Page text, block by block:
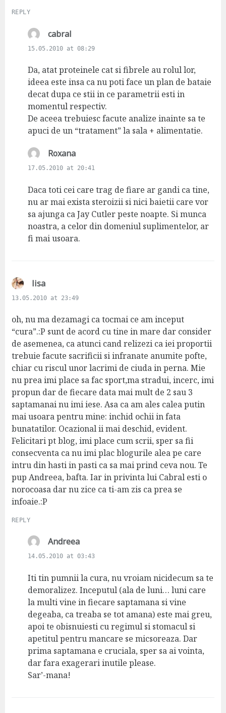
REPLY
cabrals
a
s
:
15.05.2010 at 08:29
Da, atat proteinele cat si fibrele au rolul lor,
ideea este insa ca nu poti face un plan de bataie
decat dupa ce stii in ce parametrii esti in
momentul respectiv.
De aceea trebuiesc facute analize inainte sa te
apuci de un “tratament” la sala + alimentatie.
Roxanas
a
s
:
17.05.2010 at 20:41
Daca toti cei care trag de fiare ar gandi ca tine,
nu ar mai exista steroizii si nici baietii care vor
sa ajunga ca Jay Cutler peste noapte. Si munca
noastra, a celor din domeniul suplimentelor, ar
fi mai usoara.
lisas
a
s
:
13.05.2010 at 23:49
oh, nu ma dezamagi ca tocmai ce am inceput
“cura”.:P sunt de acord cu tine in mare dar consider
de asemenea, ca atunci cand relizezi ca iei proportii
trebuie facute sacrificii si infranate anumite pofte,
chiar cu riscul unor lacrimi de ciuda in perna. Mie
nu prea imi place sa fac sport,ma stradui, incerc, imi
propun dar de fiecare data mai mult de 2 sau 3
saptamanai nu imi iese. Asa ca am ales calea putin
mai usoara pentru mine: inchid ochii in fata
bunatatilor. Ocazional ii mai deschid, evident.
Felicitari pt blog, imi place cum scrii, sper sa fii
consecventa ca nu imi plac blogurile alea pe care
intru din hasti in pasti ca sa mai prind ceva nou. Te
pup Andreea, bafta. Iar in privinta lui Cabral esti o
norocoasa dar nu zice ca ti-am zis ca prea se
infoaie.:P
REPLY
Andreeas
a
s
:
14.05.2010 at 03:43
Iti tin pumnii la cura, nu vroiam nicidecum sa te
demoralizez. Inceputul (ala de luni… luni care
la multi vine in fiecare saptamana si vine
degeaba, ca treaba se tot amana) este mai greu,
apoi te obisnuiesti cu regimul si stomacul si
apetitul pentru mancare se micsoreaza. Dar
prima saptamana e cruciala, sper sa ai vointa,
dar fara exagerari inutile please.
Sar’-mana!